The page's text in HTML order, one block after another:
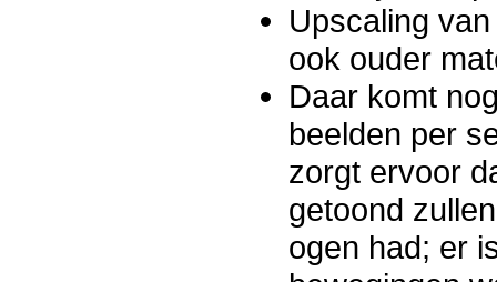
Upscaling
ook ouder
Daar komt
beelden per
zorgt ervoor
getoond
ogen had; er